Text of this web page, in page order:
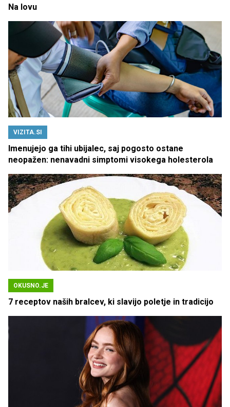
Na lovu
VIZITA.SI
Imenujejo ga tihi ubijalec, saj pogosto ostane
neopažen: nenavadni simptomi visokega holesterola
OKUSNO.JE
7 receptov naših bralcev, ki slavijo poletje in tradicijo